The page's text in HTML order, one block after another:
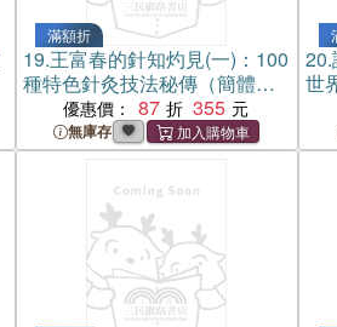
滿額折
19.王富春的針知灼見(一)：100
種特色針灸技法秘傳（簡體
優惠價： 87 355
無庫存
20.
世